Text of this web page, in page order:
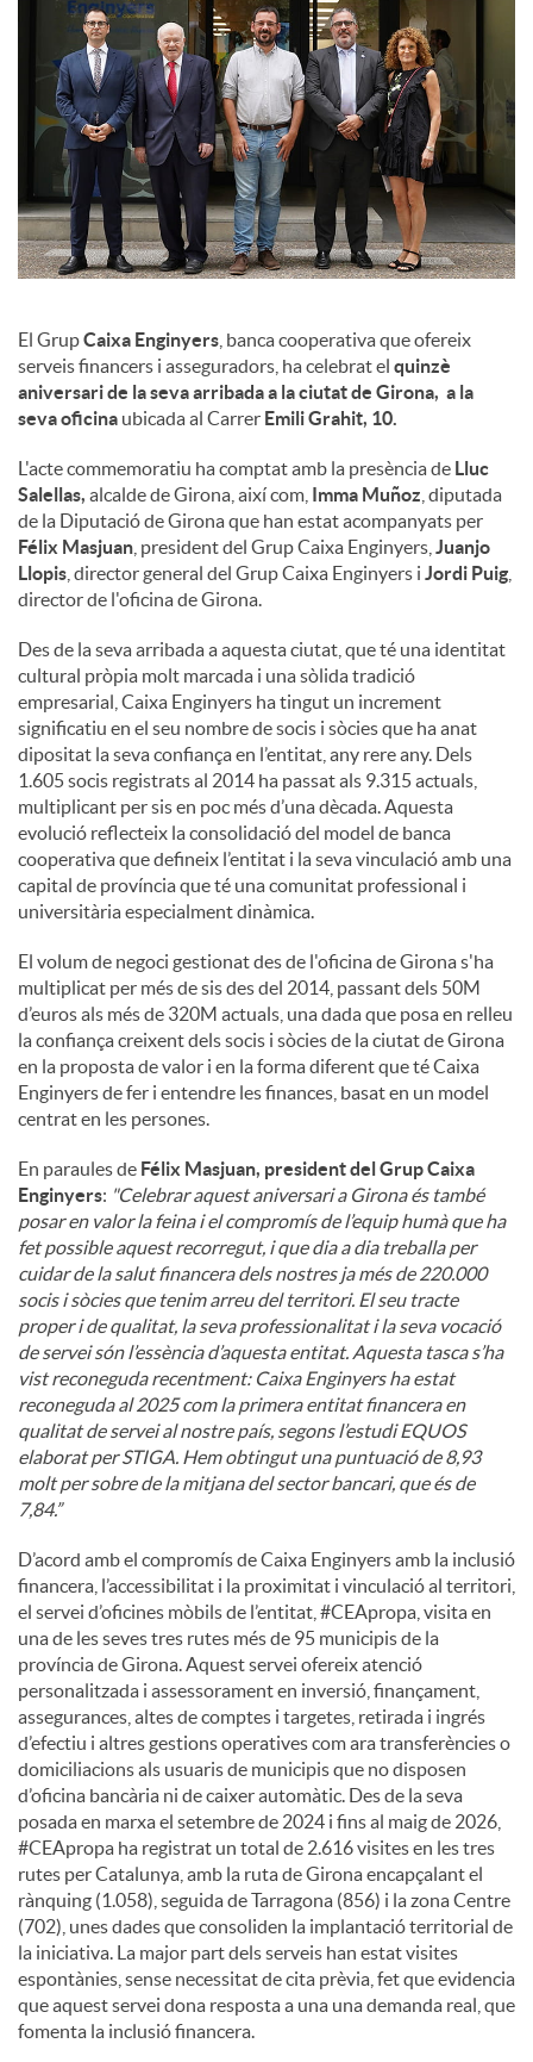
s
El GrupCaixa Enginyers , banca cooperativa que ofereix
serveis financers i asseguradors, ha celebrat el quinzè
aniversari de la seva arribada a la ciutat de Girona, a la
seva oficina ubicada al Carrer Emili Grahit, 10.
L'acte commemoratiu ha comptat amb la presència de Lluc
Salellas, alcalde de Girona, així com, Imma Muñoz , diputada
de la Diputació de Girona que han estat acompanyats per
Félix Masjuan , president del Grup Caixa Enginyers, Juanjo
Llopis , director general del Grup Caixa Enginyers i Jordi Puig
director de l'oficina de Girona.
Des de la seva arribada a aquesta ciutat, que té una identitat
cultural pròpia molt marcada i una sòlida tradició
empresarial, Caixa Enginyers ha tingut un increment
significatiu en el seu nombre de socis i sòcies que ha anat
dipositat la seva confiança en l’entitat, any rere any. Dels
1.605 socis registrats al 2014 ha passat als 9.315 actuals,
multiplicant per sis en poc més d’una dècada. Aquesta
evolució reflecteix la consolidació del model de banca
cooperativa que defineix l’entitat i la seva vinculació amb una
capital de província que té una comunitat professional i
universitària especialment dinàmica.
El volum de negoci gestionat des de l'oficina de Girona s'ha
multiplicat per més de sis des del 2014, passant dels 50M
d’euros als més de 320M actuals, una dada que posa en relleu
la confiança creixent dels socis i sòcies de la ciutat de Girona
en la proposta de valor i en la forma diferent que té Caixa
Enginyers de fer i entendre les finances, basat en un model
centrat en les persones.
En paraules de Félix Masjuan, president del Grup Caixa
Enginyers: "Celebrar aquest aniversari a Girona és també
posar en valor la feina i el compromís de l’equip humà que ha
fet possible aquest recorregut, i que dia a dia treballa per
cuidar de la salut financera dels nostres ja més de 220.000
socis i sòcies que tenim arreu del territori. El seu tracte
proper i de qualitat, la seva professionalitat i la seva vocació
de servei són l’essència d’aquesta entitat. Aquesta tasca s’ha
vist reconeguda recentment: Caixa Enginyers ha estat
reconeguda al 2025 com la primera entitat financera en
qualitat de servei al nostre país, segons l’estudi EQUOS
elaborat per STIGA. Hem obtingut una puntuació de 8,93
molt per sobre de la mitjana del sector bancari, que és de
7,84.”
D’acord amb el compromís de Caixa Enginyers amb la inclusió
financera, l’accessibilitat i la proximitat i vinculació al territori,
el servei d’oficines mòbils de l’entitat, #CEApropa, visita en
una de les seves tres rutes més de 95 municipis de la
província de Girona. Aquest servei ofereix atenció
personalitzada i assessorament en inversió, finançament,
assegurances, altes de comptes i targetes, retirada i ingrés
d’efectiu i altres gestions operatives com ara transferències o
domiciliacions als usuaris de municipis que no disposen
d’oficina bancària ni de caixer automàtic. Des de la seva
posada en marxa el setembre de 2024 i fins al maig de 2026,
#CEApropa ha registrat un total de 2.616 visites en les tres
rutes per Catalunya, amb la ruta de Girona encapçalant el
rànquing (1.058), seguida de Tarragona (856) i la zona Centre
(702), unes dades que consoliden la implantació territorial de
la iniciativa. La major part dels serveis han estat visites
espontànies, sense necessitat de cita prèvia, fet que evidencia
que aquest servei dona resposta a una una demanda real, que
fomenta la inclusió financera.